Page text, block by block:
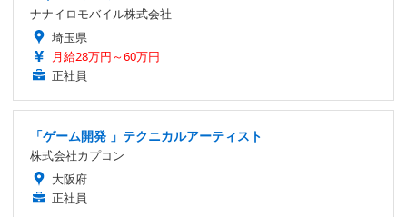
ナナイロモバイル株式会社
埼玉県
月給28万円～60万円
正社員
「ゲーム開発 」テクニカルアーティスト
株式会社カプコン
大阪府
正社員